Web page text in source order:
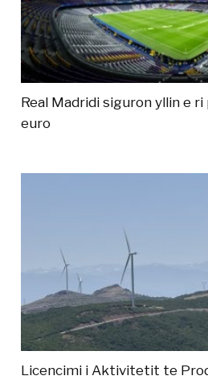
Real Madridi siguron yllin e
euro
Licencimi i Aktivitetit te